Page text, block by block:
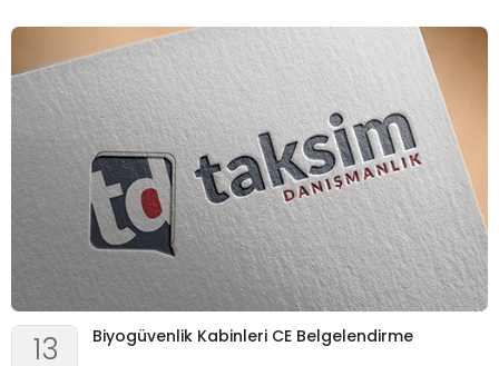
13 Biyogüvenlik Kabinleri CE Belgelendirme